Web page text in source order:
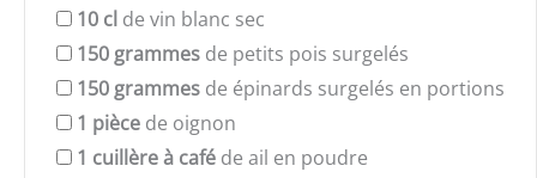
10 cl de vin blanc sec
150 grammes de petits pois surgelés
150 grammes de épinards surgelés en portions
1 pièce de oignon
1 cuillère à café de ail en poudre